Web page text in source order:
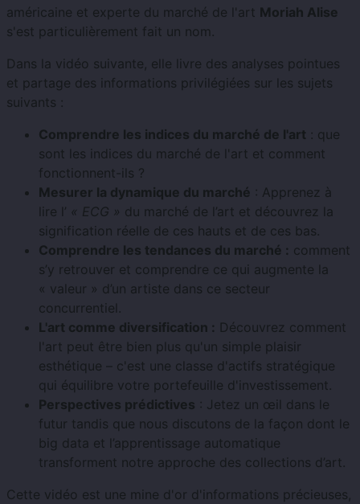
américaine et experte du marché de l'art Moriah Alise
s'est particulièrement fait un nom.
Dans la vidéo suivante, elle livre des analyses pointues
et partage des informations privilégiées sur les sujets
suivants :
Comprendre les indices du marché de l'art : que
sont les indices du marché de l'art et comment
fonctionnent-ils ?
Mesurer la dynamique du marché : Apprenez à
lire l’ « ECG » du marché de l’art et découvrez la
signification réelle de ces hauts et de ces bas.
Comprendre les tendances du marché : comment
s’y retrouver et comprendre ce qui augmente la
« valeur » d’un artiste dans ce secteur
concurrentiel.
L'art comme diversification : Découvrez comment
l'art peut être bien plus qu'un simple plaisir
esthétique – c'est une classe d'actifs stratégique
qui équilibre votre portefeuille d'investissement.
Perspectives prédictives : Jetez un œil dans le
futur tandis que nous discutons de la façon dont le
big data et l’apprentissage automatique
transforment notre approche des collections d’art.
Cette vidéo est une mine d'or d'informations précieuses,